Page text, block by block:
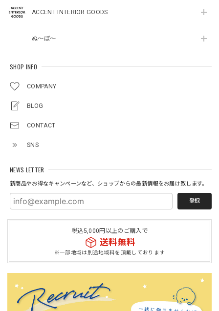
ACCENT INTERIOR GOODS
ぬ～ぼ～
SHOP INFO
COMPANY
BLOG
CONTACT
SNS
NEWS LETTER
新商品やお得なキャンペーンなど、ショップからの最新情報をお届け致します。
登録
税込5,000円以上のご購入で
送料無料
※一部地域は別途地域料を頂戴しております